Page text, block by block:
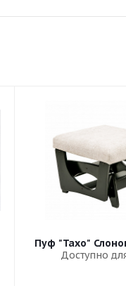
Пуф "Тахо"
Доступно